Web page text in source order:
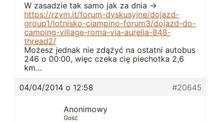
W zasadzie tak samo jak za dnia ->
https://rzym.it/forum-dyskusyjne/dojazd-
group1/lotnisko-ciampino-forum3/dojazd-do-
camping-village-roma-via-aurelia-848-
thread2/
Możesz jednak nie zdążyć na ostatni autobus
246 o 00:00, więc czeka cię piechotka 2,6
km…
04/04/2014 o 12:58
#20645
Anonimowy
Gość